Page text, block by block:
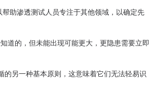
知说法
技术知识产权
量数据和互联网追踪
帮助渗透测试人员专注于其他领域，以确定先
道的，但未能出现可能更大，更隐患需要立即
的另一种基本原则，这意味着它们无法轻易识